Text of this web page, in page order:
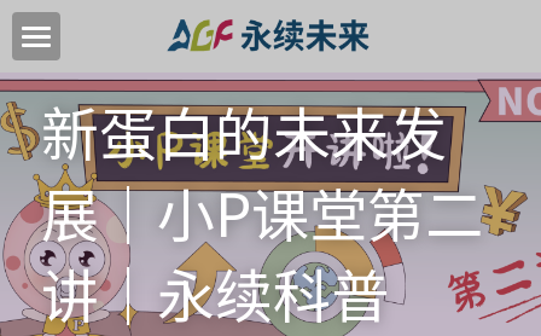
首页
关于我们
关键领域
中国高质量转型目标
加入我们
新蛋白的未来发
展｜小P课堂第二
讲｜永续科普